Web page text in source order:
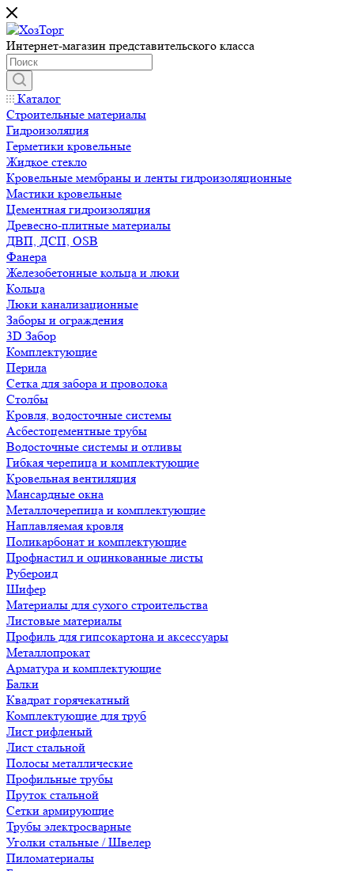
Интернет-магазин представительского класса
Каталог
Строительные материалы
Гидроизоляция
Герметики кровельные
Жидкое стекло
Кровельные мембраны и ленты гидроизоляционные
Мастики кровельные
Цементная гидроизоляция
Древесно-плитные материалы
ДВП, ДСП, OSB
Фанера
Железобетонные кольца и люки
Кольца
Люки канализационные
Заборы и ограждения
3D Забор
Комплектующие
Перила
Сетка для забора и проволока
Столбы
Кровля, водосточные системы
Асбестоцементные трубы
Водосточные системы и отливы
Гибкая черепица и комплектующие
Кровельная вентиляция
Мансардные окна
Металлочерепица и комплектующие
Наплавляемая кровля
Поликарбонат и комплектующие
Профнастил и оцинкованные листы
Рубероид
Шифер
Материалы для сухого строительства
Листовые материалы
Профиль для гипсокартона и аксессуары
Металлопрокат
Арматура и комплектующие
Балки
Квадрат горячекатный
Комплектующие для труб
Лист рифленый
Лист стальной
Полосы металлические
Профильные трубы
Пруток стальной
Сетки армирующие
Трубы электросварные
Уголки стальные / Швелер
Пиломатериалы